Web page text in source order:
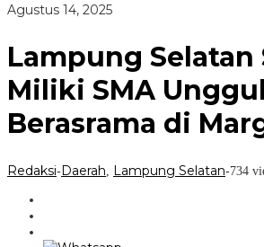
Agustus 14, 2025oleh
Lampung Selatan
Miliki SMA
Berasrama di
Redaksi-Daerah Lampung Selatan-734